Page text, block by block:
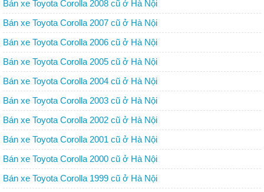
Bán xe Toyota Corolla 2008 cũ ở Hà Nội
Bán xe Toyota Corolla 2007 cũ ở Hà Nội
Bán xe Toyota Corolla 2006 cũ ở Hà Nội
Bán xe Toyota Corolla 2005 cũ ở Hà Nội
Bán xe Toyota Corolla 2004 cũ ở Hà Nội
Bán xe Toyota Corolla 2003 cũ ở Hà Nội
Bán xe Toyota Corolla 2002 cũ ở Hà Nội
Bán xe Toyota Corolla 2001 cũ ở Hà Nội
Bán xe Toyota Corolla 2000 cũ ở Hà Nội
Bán xe Toyota Corolla 1999 cũ ở Hà Nội